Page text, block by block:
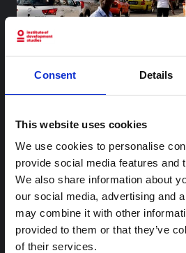
Consent Details
This website uses cookies
We use cookies to personalise
provide social media features and
We also share information about
our social media, advertising and
may combine it with other
provided to them or that they’ve
of their services.
الجنازة في إيتوري
ينتجها "التجمع من أجل إيتوري"، وهي
أساسي علماء اجتماعيون يقدمون
إيبولا بونديبوغيو في إيتوري،
توسع هذه المذكرة في ...
2026